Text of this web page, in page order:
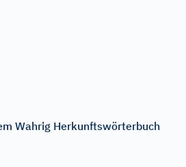
Wahrig Herkunftswörterbuch